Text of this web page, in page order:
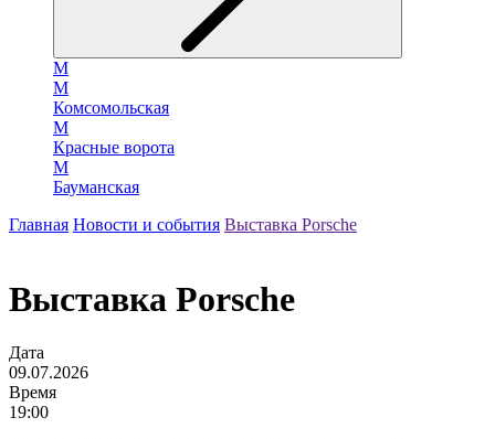
М
М
Комсомольская
М
Красные ворота
М
Бауманская
Главная Новости и события Выставка Porsche
Выставка Porsche
Дата
09.07.2026
Время
19:00